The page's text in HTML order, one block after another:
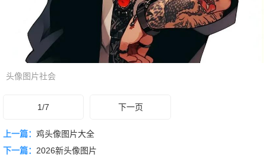
头像图片社会
1/7 下一页
上一篇： 鸡头像图片大全
下一篇： 2026新头像图片